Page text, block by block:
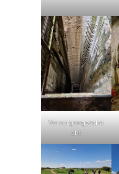
Versorgungsscha
cht